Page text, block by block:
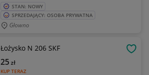
STAN: NOWY
SPRZEDAJĄCY: OSOBA PRYWATNA
Głowno
Łożysko N 206 SKF
KUP TERAZ
25zł